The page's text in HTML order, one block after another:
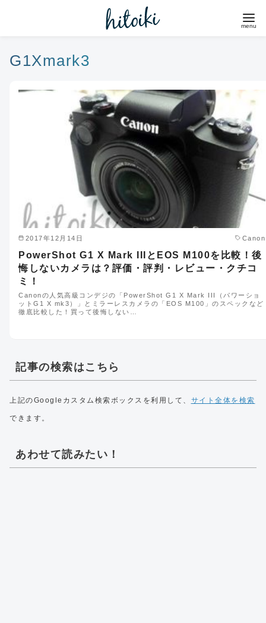
G1Xmark3
2017年12月14日 Canon
PowerShot G1 X Mark IIIとEOS M100を比較！後
悔しないカメラは？評価・評判・レビュー・クチコ
ミ！
Canonの人気高級コンデジの「PowerShot G1 X Mark III（パワーショ
ットG1 X mk3）」とミラーレスカメラの「EOS M100」のスペックなど
徹底比較した！買って後悔しない…
記事の検索はこちら
上記のGoogleカスタム検索ボックスを利用して、 サイト全体を検索
できます。
あわせて読みたい！